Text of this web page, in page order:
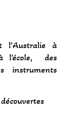
l’Australie à
l’école, des
instruments